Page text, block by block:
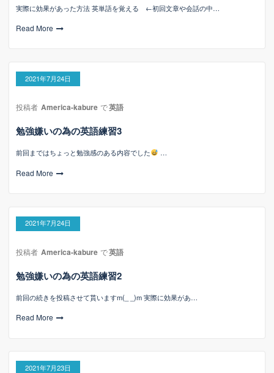
実際に効果があった方法 英単語を覚える ←初回文章や会話の中…
Read More
2021年7月24日
投稿者 America-kabure で英語
勉強嫌いの為の英語練習3
前回まではちょっと勉強感のある内容でした …
Read More
2021年7月24日
投稿者 America-kabure で英語
勉強嫌いの為の英語練習2
前回の続きを投稿させて貰いますm(_ _)m 実際に効果があ…
Read More
2021年7月23日